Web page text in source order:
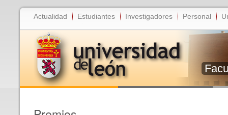
Actualidad Estudiantes Investigadores Personal